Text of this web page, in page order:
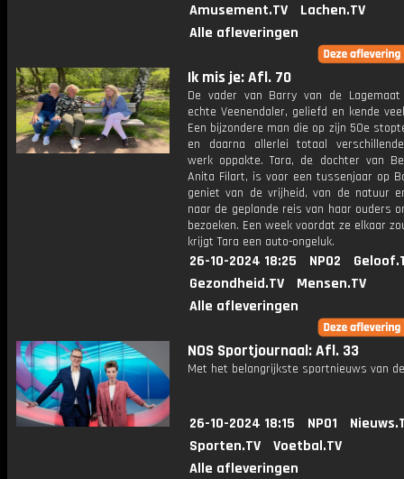
Amusement.TV
Lachen.TV
Alle afleveringen
Ik mis je: Afl. 70
De vader van Barry van de
echte Veenendaler, geliefd en kende
Een bijzondere man die op zijn 50e
en daarna allerlei totaal
werk oppakte. Tara, de dochter van
Anita Filart, is voor een tussenjaar op
geniet van de vrijheid, van de natuur
naar de geplande reis van haar ouders
bezoeken. Een week voordat ze elkaar
krijgt Tara een auto-ongeluk.
26-10-2024 18:25 NPO2
Gezondheid.TV
Mensen.TV
Alle afleveringen
NOS Sportjournaal: Afl. 33
Met het belangrijkste sportnieuws van
26-10-2024 18:15 NPO1
Sporten.TV
Voetbal.TV
Alle afleveringen